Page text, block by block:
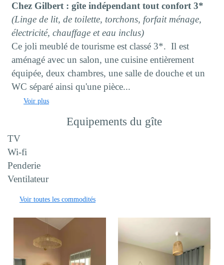
Chez Gilbert : gîte indépendant tout confort 3*
(Linge de lit, de toilette, torchons, forfait ménage,
électricité, chauffage et eau inclus)
Ce joli meublé de tourisme est classé 3*. Il est
aménagé avec un salon, une cuisine entièrement
équipée, deux chambres, une salle de douche et un
WC séparé ainsi qu'une pièce...
Voir plus
Equipements du gîte
TV
Wi-fi
Penderie
Ventilateur
Voir toutes les commodités